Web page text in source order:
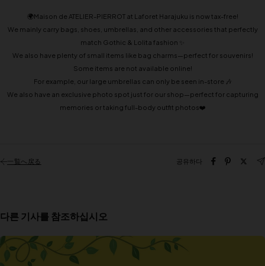
🌍Maison de ATELIER-PIERROT at Laforet Harajuku is now tax-free!
We mainly carry bags, shoes, umbrellas, and other accessories that perfectly
match Gothic & Lolita fashion ✨
We also have plenty of small items like bag charms—perfect for souvenirs!
Some items are not available online!
For example, our large umbrellas can only be seen in-store 🎶
We also have an exclusive photo spot just for our shop—perfect for capturing
memories or taking full-body outfit photos❤️
一覧へ戻る 공유하다
다른 기사를 참조하십시오